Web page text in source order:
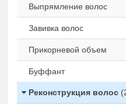
Выпрямление волос
Завивка волос
Прикорневой объем
Буффант
Реконструкция волос